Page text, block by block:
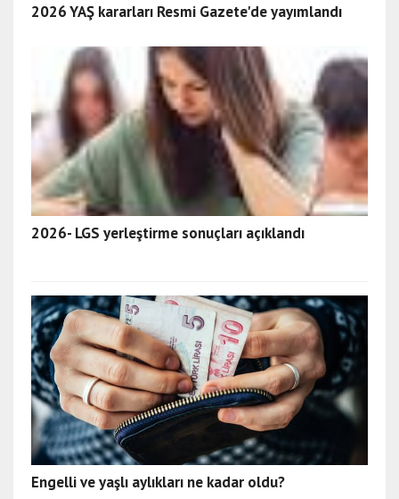
2026 YAŞ kararları Resmi Gazete'de yayımlandı
2026- LGS yerleştirme sonuçları açıklandı
Engelli ve yaşlı aylıkları ne kadar oldu?